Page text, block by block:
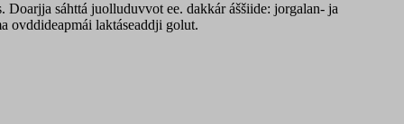
Doarjja sáhttá juolluduvvot ee. dakkár áššiide: jorgalan- ja
ovddideapmái laktáseaddji golut.